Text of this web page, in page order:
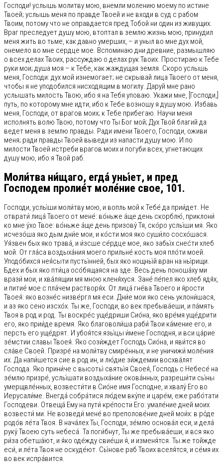
Господи! услышь молитву мою, внемли молению моему по истине
Твоей; услышь меня по правде Твоей и не входи в суд с рабом
Твоим, потому что не оправдается пред Тобой ни один из живущих.
Враг преследует душу мою, втоптал в землю жизнь мою, принудил
меня жить во тьме, как давно умерших, – и уныл во мне дух мой,
онемело во мне сердце мое. Вспоминаю дни древние, размышляю
о всех делах Твоих, рассуждаю о делах рук Твоих. Простираю к Тебе
руки мои; душа моя – к Тебе, как жаждущая земля. Скоро услышь
меня, Господи: дух мой изнемогает; не скрывай лица Твоего от меня,
чтобы я не уподобился нисходящим в могилу. Даруй мне рано
услышать милость Твою, ибо я на Тебя уповаю. Укажи мне, [Господи,]
путь, по которому мне идти, ибо к Тебе возношу я душу мою. Избавь
меня, Господи, от врагов моих; к Тебе прибегаю. Научи меня
исполнять волю Твою, потому что Ты Бог мой; Дух Твой благий да
ведет меня в землю правды. Ради имени Твоего, Господи, оживи
меня; ради правды Твоей выведи из напасти душу мою. И по
милости Твоей истреби врагов моих и погуби всех, угнетающих
душу мою, ибо я Твой раб.
Моли́тва ни́щаго, егда́ уны́ет, и пред
Господем пролие́т моле́ние свое, 101.
Господи, услы́ши моли́тву мою, и вопль мой к Тебе́ да прии́дет. Не
отврати́ лица́ Твоего от мене́: во́ньже а́ще день скорблю́, приклони́
ко мне у́хо Твое: во́ньже а́ще день призову́ Тя, ско́ро услы́ши мя. Яко
исчезо́ша яко дым дни́е мои, и ко́сти моя яко суши́ло сосхо́шася.
Уя́звен бых яко трава́, и и́зсше се́рдце мое, яко забы́х снес́ти хлеб
мой. От гла́са воздыха́ния моего прильне́ кость моя пло́ти моей.
Уподо́бихся нея́сыти пусты́нней, бых яко нощны́й вран на ны́рищи.
Бдех и бых яко пти́ца осо́бящаяся на зде. Весь день поноша́ху ми
врази́ мои, и хва́лящии мя мною кленя́хуся. Зане́ пе́пел яко хлеб ядя́х,
и питие́ мое с пла́чем растворя́х. От лица́ гне́ва Твоего и я́рости
Твоея́: яко возне́с низве́ргл мя еси. Дни́е мои яко сень уклони́шася,
и аз яко сено изсхо́х. Ты же, Господи, во век пребыва́еши, и па́мять
Твоя в род и род. Ты воскре́с уще́дриши Сио́на, яко вре́мя уще́дрити
его, яко прии́де время. Яко благоволи́ша раби́ Твои ка́мение его, и
персть его уще́дрят. И убоя́тся язы́цы и́мене Господня, и вси ца́рие
зе́мстии славы Твоея́. Яко сози́ждет Господь Сио́на, и яви́тся во
сла́ве Своей. Призре́ на моли́тву смире́нных, и не уничижи́ моле́ния
их. Да напи́шется сие в род ин, и лю́дие зи́ждемии восхва́лят
Господа. Яко прини́че с высоты́ святы́я Своея́, Господь с Небесе́ на
зе́млю призре́, услы́шати воздыха́ние окова́нных, разреши́ти сы́ны
умерщвле́нных, возвести́ти в Сио́не имя Господне, и хвалу́ Его во
Иерусали́ме. Внегда́ собра́тися лю́дем вку́пе и царе́м, еже рабо́тати
Господеви. Отвеща́ Ему на пути́ кре́пости Его: умале́ние дней моих
возвести́ ми. Не возведи́ мене́ во преполове́ние дней мои́х: в ро́де
родо́в ле́та Твоя. В нача́лех Ты, Господи, зе́млю основа́л еси, и дела́
руку́ Твоею суть небеса́. Та поги́бнут, Ты же пребыва́еши, и вся яко
ри́за обетша́ют, и я́ко оде́жду свие́ши я́, и изменя́тся. Ты же тойжде
еси́, и ле́та Твоя не оскуде́ют. Сы́нове раб Твоих вселя́тся, и се́мя их
во век испра́вится.